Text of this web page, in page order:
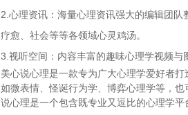
2.心理资讯：海量心理资讯强大的编辑团队
疗愈、社会等等各领域心灵鸡汤。
3.视听空间：内容丰富的趣味心理学视频与
美心说心理是一款专为广大心理学爱好者
如微表情、怪诞行为学、博弈心理学等，
说心理是一个包含既专业又逗比的心理学平